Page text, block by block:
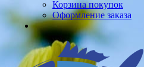
Корзина покупок
Оформление заказа